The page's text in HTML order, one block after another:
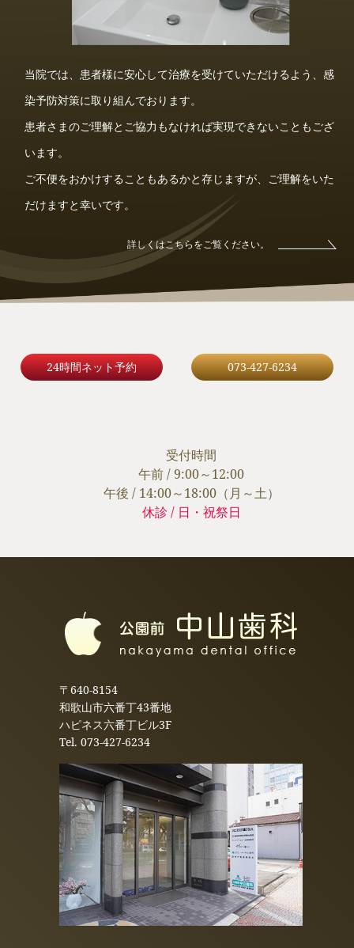
当院では、患者様に安心して治療を受けていただけるよう、感
染予防対策に取り組んでおります。
患者さまのご理解とご協力もなければ実現できないこともござ
います。
ご不便をおかけすることもあるかと存じますが、ご理解をいた
だけますと幸いです。
詳しくはこちらをご覧ください。
24時間ネット予約 073-427-6234
受付時間
午前 / 9:00～12:00
午後 / 14:00～18:00（月～土）
休診 / 日・祝祭日
〒640-8154
和歌山市六番丁43番地
ハピネス六番丁ビル3F
Tel.073-427-6234